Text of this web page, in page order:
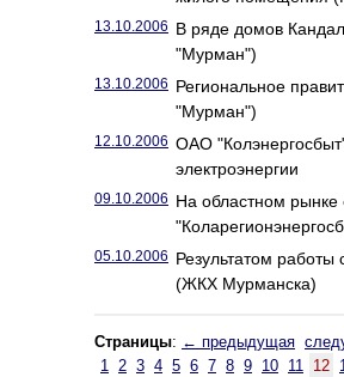
13.10.2006 В ряде домов
"Мурман")
13.10.2006 Региональное
"Мурман")
12.10.2006 ОАО
электроэнергии
09.10.2006 На областном рынке
05.10.2006 Результатом
(ЖКХ Мурманска)
Страницы: ← предыдущая
1 2 3 4 5 6 7 8 9 10 11 12